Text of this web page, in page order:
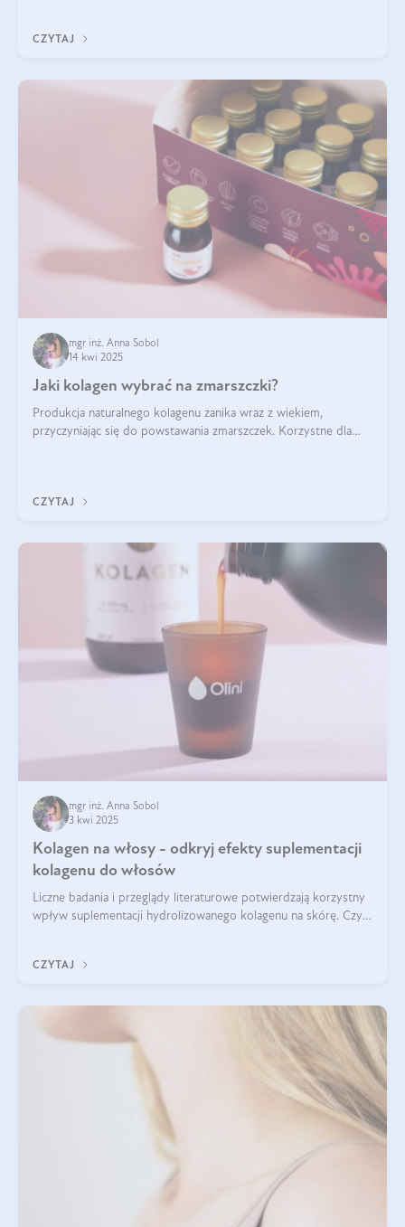
CZYTAJ
mgr inż. Anna Sobol
14 kwi 2025
Jaki kolagen wybrać na zmarszczki?
Produkcja naturalnego kolagenu zanika wraz z wiekiem,
przyczyniając się do powstawania zmarszczek. Korzystne dla
CZYTAJ
mgr inż. Anna Sobol
3 kwi 2025
Kolagen na włosy - odkryj efekty suplementacji
kolagenu do włosów
Liczne badania i przeglądy literaturowe potwierdzają korzystny
wpływ suplementacji hydrolizowanego kolagenu na skórę. Czy
CZYTAJ